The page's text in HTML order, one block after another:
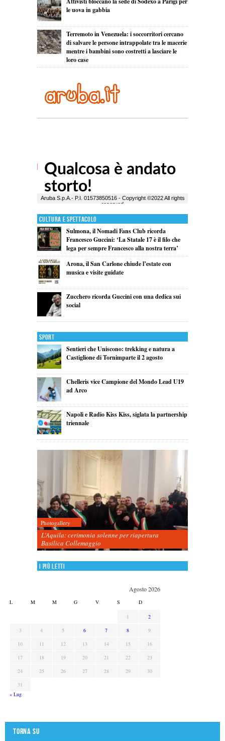
le uova in gabbia
Terremoto in Venezuela: i soccorritori cercano
di salvare le persone intrappolate tra le macerie
mentre i bambini sono costretti a lasciare le
loro case
Cultura e Spettacolo
Sulmona, il Nomadi Fans Club ricorda
Francesco Guccini: ‘La Statale 17 è il filo che
lega per sempre Francesco alla nostra terra’
Arona, il San Carlone chiude l’estate con
musica e visite guidate
Zucchero ricorda Guccini con una dedica sui
social
Sport
Sentieri che Uniscono: trekking e natura a
Castiglione di Tornimparte il 2 agosto
Chelleris vice Campione del Mondo Lead U19
ad Arco
Napoli e Radio Kiss Kiss, siglata la partnership
triennale
Photogallery
L’Aquila: cerimonia solenne per riapertura
Basilica Collemaggio
I più letti
Agosto 2026
L M M G V S D
1
2
3
4 5 6 7 8
9
10
11 12 13 14 15
16
17
18 19 20 21 22
23
24
25 26 27 28 29
30
31
« Lug
Torna su